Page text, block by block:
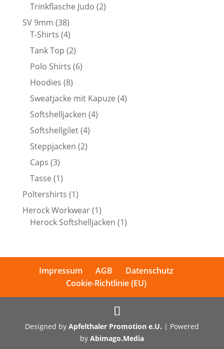
Trinkflasche Judo 22
SV 9mm 3838
Produkte
T-Shirts 44
Produkte
Tank Top 22
Produkte
Polo Shirts 66
Hoodies 88
Produkte
Sweatjacke mit Kapuze 44
Softshelljacken 44
Softshellgilet 44
Steppjacken 22
Caps 33
Produkte
Tasse 11
Produkt
Poltershirts 11
Produkt
Herock Workwear 11
Produkt
Herock Softshelljacken 11
Impressum AGB
Datenschutz
Cookie-Richtlinie (EU)
Designed by Apfelthaler Promotion e.U. | Powered
by Abimago.Media